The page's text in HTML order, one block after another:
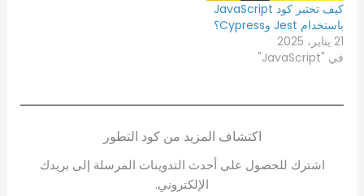
كيف تختبر كود JavaScript
باستخدام Jest وCypress؟
21 يناير، 2025
في "JavaScript"
اكتشاف المزيد من كود التطور
اشترك للحصول على أحدث التدوينات المرسلة إلى بريدك
الإلكتروني.